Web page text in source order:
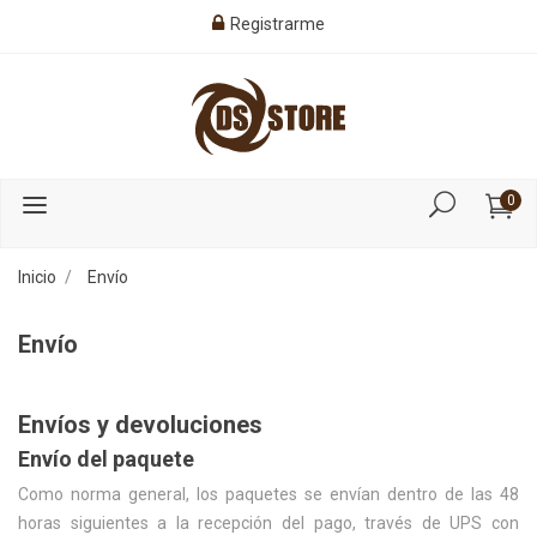
Registrarme
0
Inicio Envío
Envío
Envíos y devoluciones
Envío del paquete
Como norma general, los paquetes se envían dentro de las 48
horas siguientes a la recepción del pago, través de UPS con